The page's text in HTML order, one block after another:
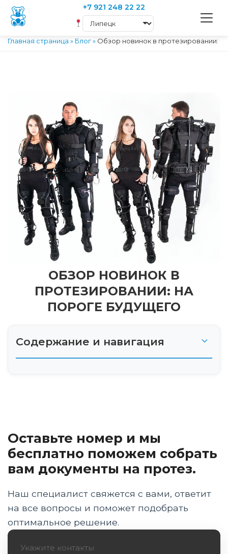
+7 921 248 22 22
Главная страница » Блог» Обзор новинок в протезировании:
ОБЗОР НОВИНОК В
ПРОТЕЗИРОВАНИИ: НА
ПОРОГЕ БУДУЩЕГО
Содержание и навигация
Осязание и обратная связь: возвращая
чувствительность
возможного
Регенеративная медицина: выращивая
новые конечности
Умные материалы: адаптация к окружающей
Оставьте номер и мы
бесплатно поможем собрать
вам документы на протез.
Наш специалист свяжется с вами, ответит
на все вопросы и поможет подобрать
оптимальное решение.
Укажите контакты